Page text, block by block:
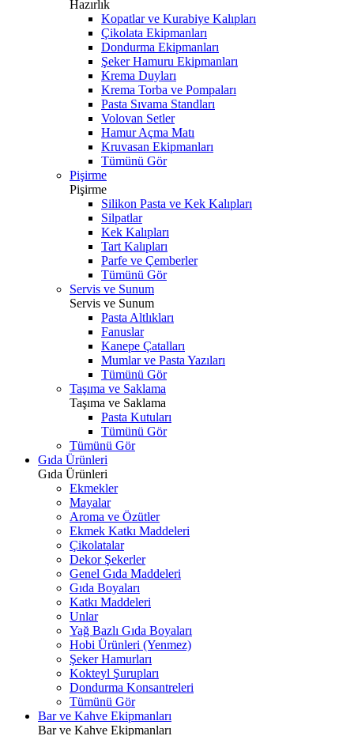
Hazırlık
Kopatlar ve Kurabiye Kalıpları
Çikolata Ekipmanları
Dondurma Ekipmanları
Şeker Hamuru Ekipmanları
Krema Duyları
Krema Torba ve Pompaları
Pasta Sıvama Standları
Volovan Setler
Hamur Açma Matı
Kruvasan Ekipmanları
Tümünü Gör
Pişirme
Pişirme
Silikon Pasta ve Kek Kalıpları
Silpatlar
Kek Kalıpları
Tart Kalıpları
Parfe ve Çemberler
Tümünü Gör
Servis ve Sunum
Servis ve Sunum
Pasta Altlıkları
Fanuslar
Kanepe Çatalları
Mumlar ve Pasta Yazıları
Tümünü Gör
Taşıma ve Saklama
Taşıma ve Saklama
Pasta Kutuları
Tümünü Gör
Tümünü Gör
Gıda Ürünleri
Gıda Ürünleri
Ekmekler
Mayalar
Aroma ve Özütler
Ekmek Katkı Maddeleri
Çikolatalar
Dekor Şekerler
Genel Gıda Maddeleri
Gıda Boyaları
Katkı Maddeleri
Unlar
Yağ Bazlı Gıda Boyaları
Hobi Ürünleri (Yenmez)
Şeker Hamurları
Kokteyl Şurupları
Dondurma Konsantreleri
Tümünü Gör
Bar ve Kahve Ekipmanları
Bar ve Kahve Ekipmanları